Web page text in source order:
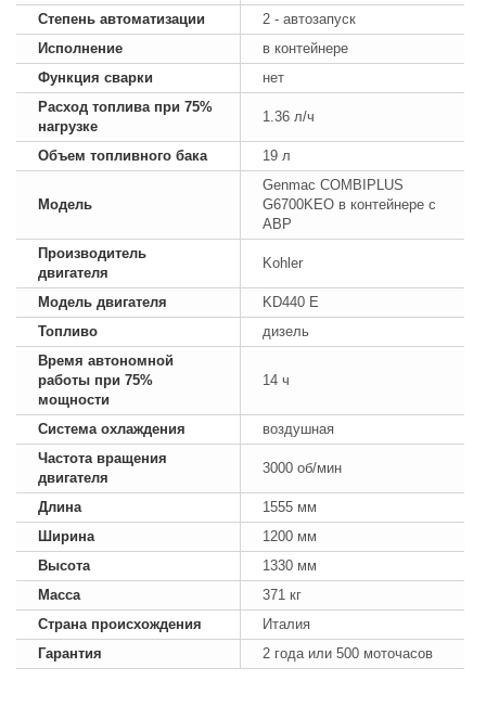
Степень автоматизации
2 - автозапуск
Исполнение
в контейнере
Функция сварки
нет
Расход топлива при 75%
нагрузке
1.36 л/ч
Объем топливного бака 19 л
Модель
Genmac COMBIPLUS
G6700KEO в контейнере с
АВР
Производитель
двигателя
Kohler
Модель двигателя
KD440 E
Топливо
дизель
Время автономной
работы при 75%
мощности
14 ч
Система охлаждения
воздушная
Частота вращения
двигателя
3000 об/мин
Длина
1555 мм
Ширина
1200 мм
Высота
1330 мм
Масса
371 кг
Страна происхождения
Италия
Гарантия
2 года или 500 моточасов